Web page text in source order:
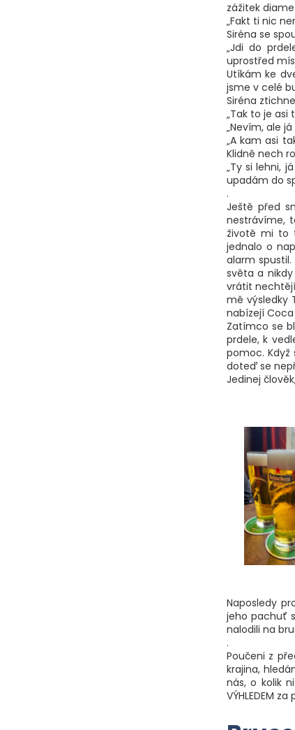
zážitek
„Fakt ti nic
Siréna se
„Jdi do
uprostřed
Utíkám ke
jsme v celé
Siréna
„Tak to je asi
„Nevím, ale
„A kam asi
Klidně nech
„Ty si lehni,
upadám do
.
Ještě před
nestrávíme,
životě mi to
jednalo o
alarm
světa a
vrátit
mě výsledky
nabízejí
Zatímco se
prdele, k
pomoc.
doteď se
Jedinej
Naposledy
jeho pachuť
nalodili na
.
Poučeni z
krajina,
nás, o kolik
VÝHLEDEM